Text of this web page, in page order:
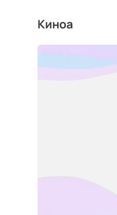
Киноа